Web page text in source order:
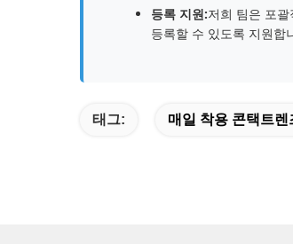
등록 지원:저희 팀은 포
등록할 수 있도록 지원합
태그: 매일 착용 콘택트렌